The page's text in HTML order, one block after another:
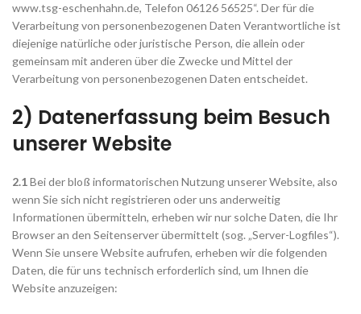
www.tsg-eschenhahn.de, Telefon 06126 56525“. Der für die
Verarbeitung von personenbezogenen Daten Verantwortliche ist
diejenige natürliche oder juristische Person, die allein oder
gemeinsam mit anderen über die Zwecke und Mittel der
Verarbeitung von personenbezogenen Daten entscheidet.
2) Datenerfassung beim Besuch
unserer Website
2.1Bei der bloß informatorischen Nutzung unserer Website, also
wenn Sie sich nicht registrieren oder uns anderweitig
Informationen übermitteln, erheben wir nur solche Daten, die Ihr
Browser an den Seitenserver übermittelt (sog. „Server-Logfiles“).
Wenn Sie unsere Website aufrufen, erheben wir die folgenden
Daten, die für uns technisch erforderlich sind, um Ihnen die
Website anzuzeigen: